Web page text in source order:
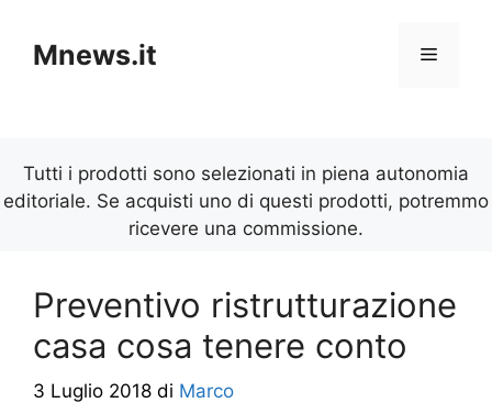
contenuto
Mnews.it Menu
Tutti i prodotti sono selezionati in piena autonomia
editoriale. Se acquisti uno di questi prodotti, potremmo
ricevere una commissione.
Preventivo ristrutturazione
casa cosa tenere conto
3 Luglio 2018 di Marco